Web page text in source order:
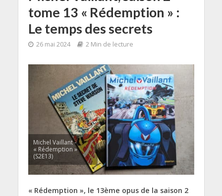
tome 13 « Rédemption » :
Le temps des secrets
26 mai 2024 2 Min de lecture
Michel Vaillant -
« Rédemption »
(S2E13)
« Rédemption », le 13ème opus de la saison 2